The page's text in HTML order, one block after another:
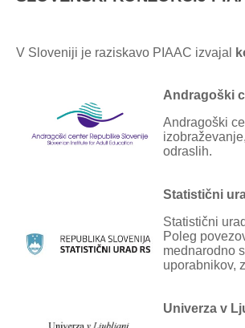
V Sloveniji je raziskavo PIAAC izvajal
Andragoški
Andragoški
odraslih.
Statistični
Statistični
Poleg
mednarodno
uporabnikov,
Univerza v